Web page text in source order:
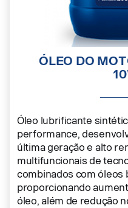
ÓLEO DO
Óleo lubrificante
performance,
última geração e alto
multifuncionais de
combinados com óleos
proporcionando
óleo, além de redução